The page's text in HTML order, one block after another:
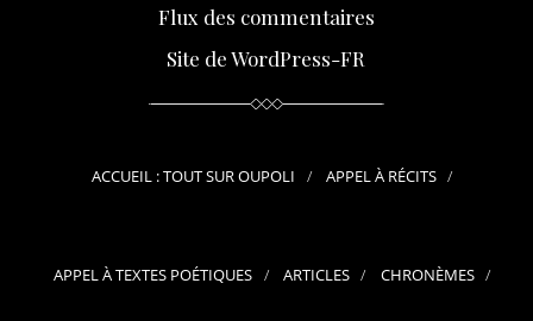
Flux des commentaires
Site de WordPress-FR
ACCUEIL : TOUT SUR OUPOLI APPEL À RÉCITS
APPEL À TEXTES POÉTIQUES ARTICLES CHRONÈMES